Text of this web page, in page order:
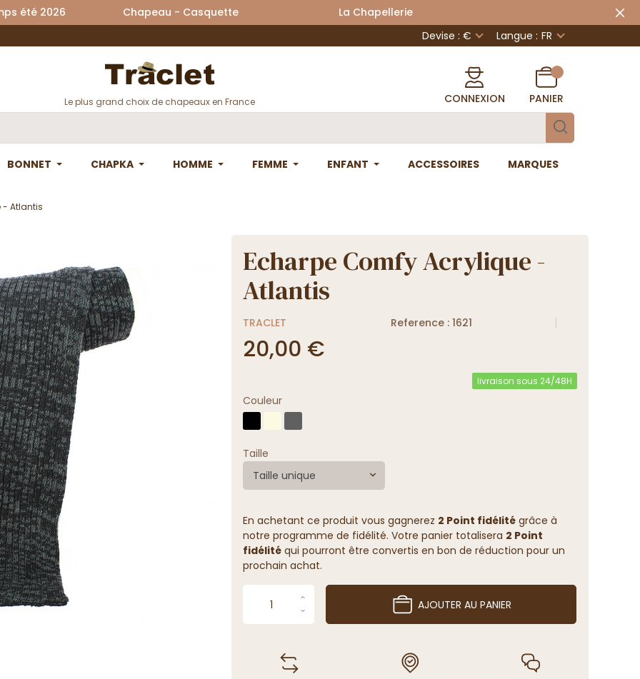
été 2026 Chapeau - Casquette La Chapellerie
Devise : €
Langue : FR
Le plus grand choix de chapeaux en France CONNEXION PANIER
BONNET CHAPKA HOMME FEMME ENFANT ACCESSOIRES MARQUES
- Atlantis
Echarpe Comfy Acrylique -
Atlantis
TRACLET Reference : 1621
20,00 €
livraison sous 24/48H
Couleur
Taille
Taille unique
En achetant ce produit vous gagnerez 2 Point fidélitégrâce à
notre programme de fidélité. Votre panier totalisera 2 Point
fidélitéqui pourront être convertis en bon de réduction pour un
prochain achat.
AJOUTER AU PANIER